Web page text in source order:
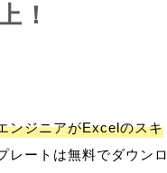
！
ンジニアがExcelのスキ
レートは無料でダウンロ